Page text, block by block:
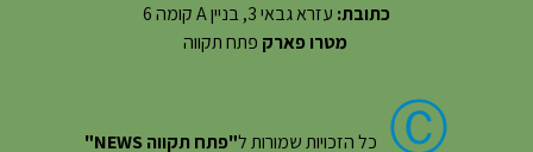
כתובת: עזרא גבאי 3, בניין A קומה 6
מטרו פארק פתח תקווה
Ⓒ כל הזכויות שמורות ל"פתח תקווה NEWS"